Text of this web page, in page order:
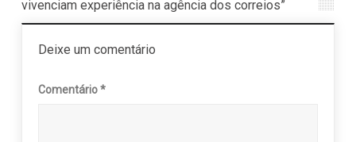
vivenciam experiência na agência dos correios”
Deixe um comentário
Comentário*